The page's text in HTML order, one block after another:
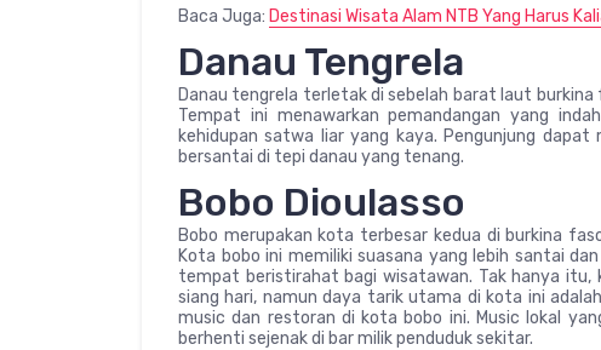
Baca Juga: Destinasi Wisata Alam NTB Yang Harus
Danau Tengrela
Danau tengrela terletak di sebelah barat laut
Tempat ini menawarkan pemandangan yang
kehidupan satwa liar yang kaya. Pengunjung
bersantai di tepi danau yang tenang.
Bobo Dioulasso
Bobo merupakan kota terbesar kedua di burkina
Kota bobo ini memiliki suasana yang lebih santai
tempat beristirahat bagi wisatawan. Tak hanya itu,
siang hari, namun daya tarik utama di kota ini
music dan restoran di kota bobo ini. Music lokal
berhenti sejenak di bar milik penduduk sekitar.